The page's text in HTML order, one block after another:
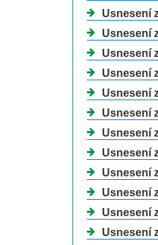
Usnesení
Usnesení
Usnesení
Usnesení
Usnesení
Usnesení
Usnesení
Usnesení
Usnesení
Usnesení
Usnesení
Usnesení